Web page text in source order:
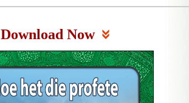
Download Now